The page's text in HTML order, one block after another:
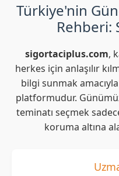
Türkiye'nin
Rehberi:
sigortaciplus.com,
herkes için anlaşılır
bilgi sunmak
platformudur.
teminatı seçmek
koruma altına